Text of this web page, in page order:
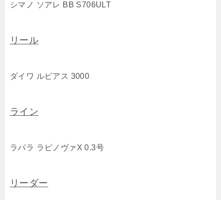
シマノ ソアレ BB S706ULT
リール
ダイワ ルビアス 3000
ライン
ラパラ ラピノヴァX 0.3号
リーダー